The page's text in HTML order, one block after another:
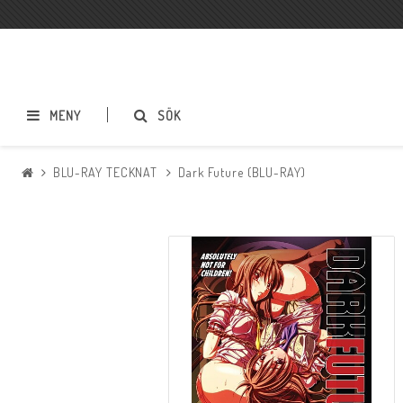
MENY SÖK
BLU-RAY SKRÄCK
BLU-RAY ASIATISKT
BLU-RAY SPORT
BLU-RAY TECKNAT Dark Future (BLU-RAY)